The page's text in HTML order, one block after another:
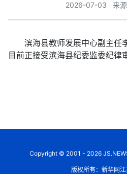
2026-07-03 来
滨海县教师发展中心副主任李
目前正接受滨海县纪委监委纪律
Copyright © 2001 - 2026
版权所有：新华网